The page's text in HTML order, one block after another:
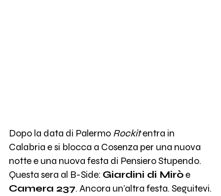
Dopo la data di Palermo Rockitentra in
Calabria e si blocca a Cosenza per una nuova
notte e una nuova festa di Pensiero Stupendo.
Questa sera al B-Side: Giardini di Miròe
Camera 237. Ancora un’altra festa. Seguitevi.